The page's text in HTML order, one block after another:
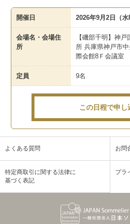
開催日 2026年9月2日（水
会場名・会場住
所
【磯部千明】神
所 兵庫県神戸市
際会館8Ｆ会議室
定員 9名
この日程で申し
よくある質問 お問
特定商取引に関する法律に
基づく表記
プラ